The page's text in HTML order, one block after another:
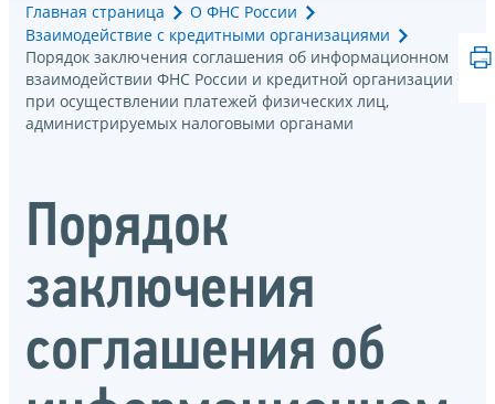
Главная страница
О ФНС России
Взаимодействие с кредитными организациями
Порядок заключения соглашения об информационном
взаимодействии ФНС России и кредитной организации
при осуществлении платежей физических лиц,
администрируемых налоговыми органами
Порядок
заключения
соглашения об